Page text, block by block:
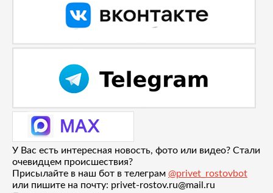
У Вас есть интересная новость, фото или видео? Стали
очевидцем происшествия?
Присылайте в наш бот в телеграм @privet_rostovbot
или пишите на почту: privet-rostov.ru@mail.ru